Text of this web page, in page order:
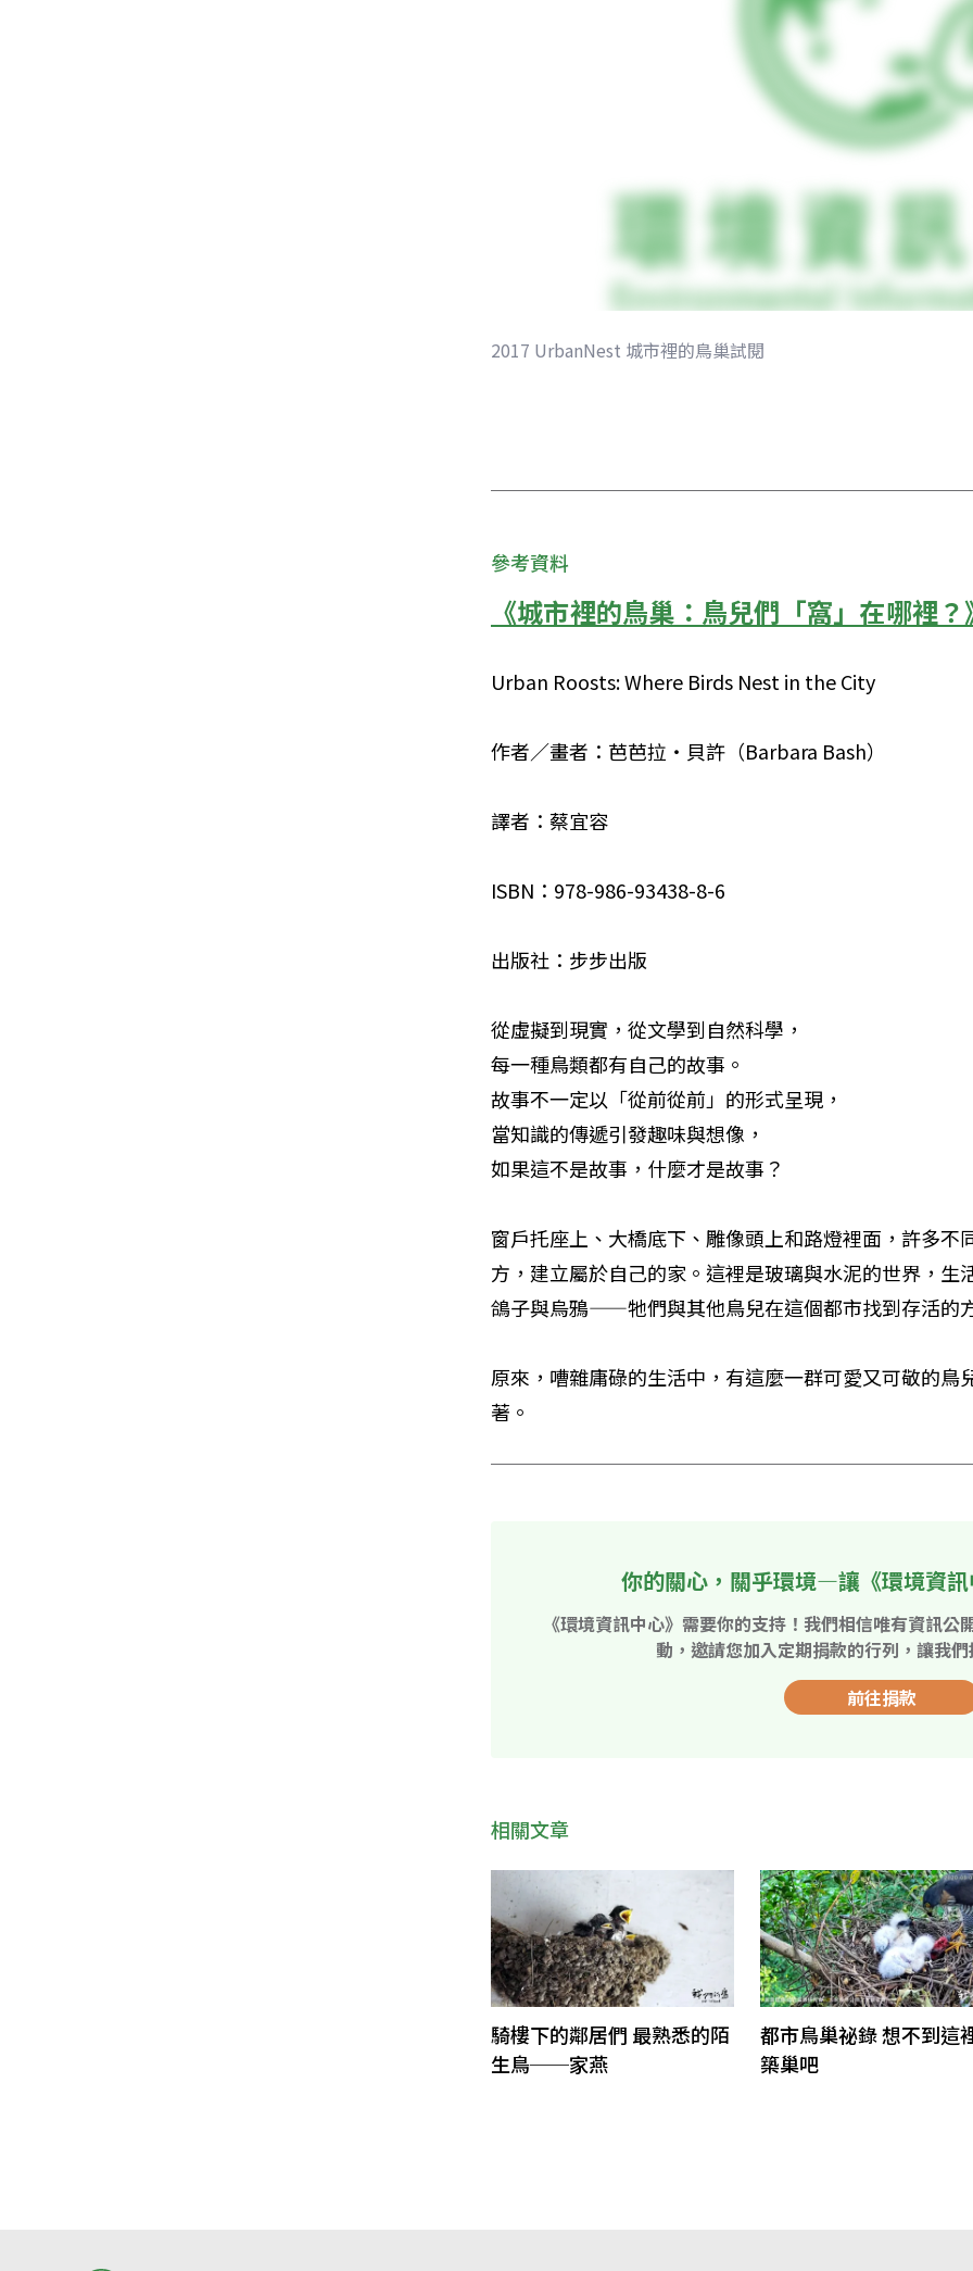
2017 UrbanNest 城市裡的鳥巢試閱
參考資料
《城市裡的鳥巢：鳥兒們「窩」在哪裡？
Urban Roosts: Where Birds Nest in the City
作者／畫者：芭芭拉‧貝許（Barbara Bash）
譯者：蔡宜容
ISBN：978-986-93438-8-6
出版社：步步出版
從虛擬到現實，從文學到自然科學，
每一種鳥類都有自己的故事。
故事不一定以「從前從前」的形式呈現，
當知識的傳遞引發趣味與想像，
如果這不是故事，什麼才是故事？
窗戶托座上、大橋底下、雕像頭上和路燈裡面，許多不
方，建立屬於自己的家。這裡是玻璃與水泥的世界，生
鴿子與烏鴉——牠們與其他鳥兒在這個都市找到存活的
原來，嘈雜庸碌的生活中，有這麼一群可愛又可敬的鳥
著。
你的關心，關乎環境—讓《環境資
《環境資訊中心》需要你的支持！我們相信唯有資訊
動，邀請您加入定期捐款的行列，讓我
前往捐款
相關文章
騎樓下的鄰居們 最熟悉的陌
生鳥──家燕
都市鳥巢祕錄 想不到這
築巢吧